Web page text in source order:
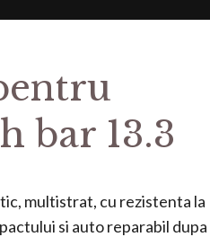
bar 13.3
multistrat, cu rezistenta la
si auto reparabil dupa